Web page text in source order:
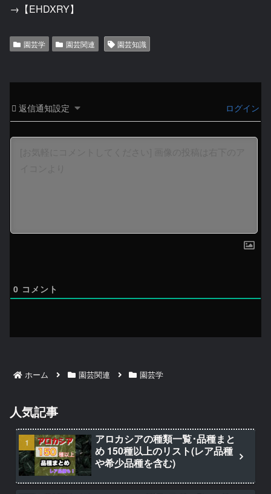
→【EHDXRY】
園芸学 園芸関連 園芸知識
返信通知設定 ログイン
0 コメント
ホーム 園芸関連 園芸学
人気記事
アロカシアの種類一覧･品種まと
め 150種以上のリスト(レア品種
や希少品種を含む)